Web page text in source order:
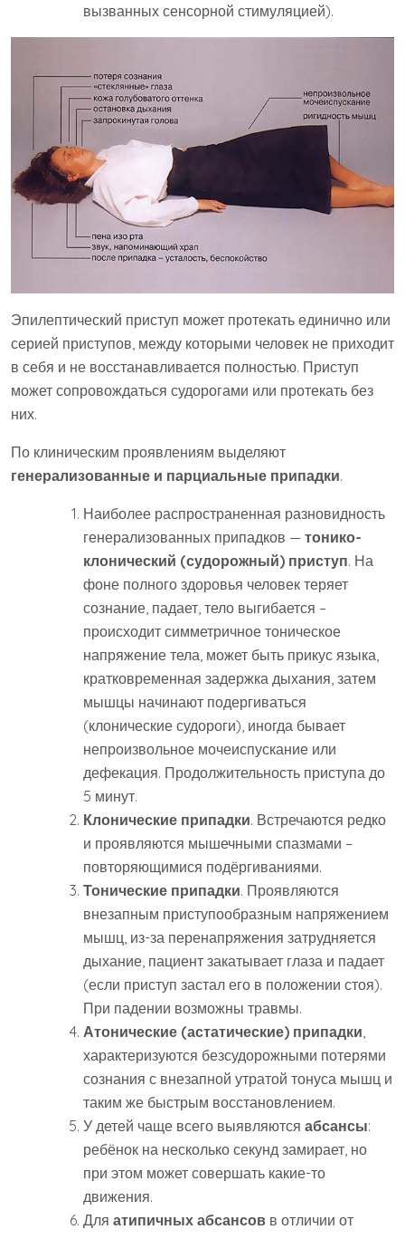
вызванных сенсорной стимуляцией).
Эпилептический приступ может протекать единично или
серией приступов, между которыми человек не приходит
в себя и не восстанавливается полностью. Приступ
может сопровождаться судорогами или протекать без
них.
По клиническим проявлениям выделяют
генерализованные и парциальные припадки.
Наиболее распространенная разновидность
генерализованных припадков — тонико-
клонический (судорожный) приступ. На
фоне полного здоровья человек теряет
сознание, падает, тело выгибается –
происходит симметричное тоническое
напряжение тела, может быть прикус языка,
кратковременная задержка дыхания, затем
мышцы начинают подергиваться
(клонические судороги), иногда бывает
непроизвольное мочеиспускание или
дефекация. Продолжительность приступа до
5 минут.
Клонические припадки. Встречаются редко
и проявляются мышечными спазмами –
повторяющимися подёргиваниями.
Тонические припадки. Проявляются
внезапным приступообразным напряжением
мышц, из-за перенапряжения затрудняется
дыхание, пациент закатывает глаза и падает
(если приступ застал его в положении стоя).
При падении возможны травмы.
Атонические (астатические) припадки
характеризуются безсудорожными потерями
сознания с внезапной утратой тонуса мышц и
таким же быстрым восстановлением.
У детей чаще всего выявляются абсансы:
ребёнок на несколько секунд замирает, но
при этом может совершать какие-то
движения.
Для атипичных абсансов в отличии от